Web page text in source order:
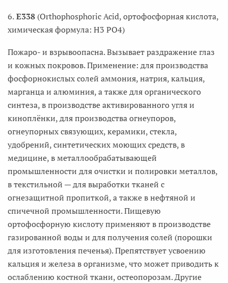
6.E338 (Orthophosphoric Acid, ортофосфорная кислота,
химическая формула: H3 PO4)
Пожаро- и взрывоопасна. Вызывает раздражение глаз
и кожных покровов. Применение: для производства
фосфорнокислых солей аммония, натрия, кальция,
марганца и алюминия, а также для органического
синтеза, в производстве активированного угля и
киноплёнки, для производства огнеупоров,
огнеупорных связующих, керамики, стекла,
удобрений, синтетических моющих средств, в
медицине, в металлообрабатывающей
промышленности для очистки и полировки металлов,
в текстильной — для выработки тканей с
огнезащитной пропиткой, а также в нефтяной и
спичечной промышленности. Пищевую
ортофосфорную кислоту применяют в производстве
газированной воды и для получения солей (порошки
для изготовления печенья). Препятствует усвоению
кальция и железа в организме, что может приводить к
ослаблению костной ткани, остеопорозам. Другие